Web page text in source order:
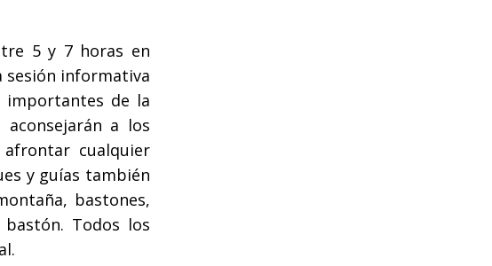
5 y 7 horas en
sesión informativa
importantes de la
a los
cualquier
y guías también
bastones,
Todos los